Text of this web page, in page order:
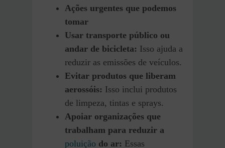
Ações urgentes que podemos
tomar
Usar transporte público ou
andar de bicicleta: Isso ajuda a
reduzir as emissões de veículos.
Evitar produtos que liberam
aerossóis: Isso inclui produtos
de limpeza, tintas e sprays.
Apoiar organizações que
trabalham para reduzir a
poluição do ar: Essas